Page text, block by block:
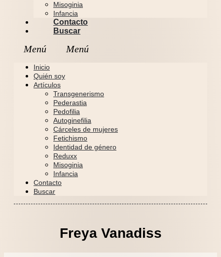
Misoginia
Infancia
Contacto
Buscar
Inicio
Quién soy
Artículos
Transgenerismo
Pederastia
Pedofilia
Autoginefilia
Cárceles de mujeres
Fetichismo
Identidad de género
Reduxx
Misoginia
Infancia
Contacto
Buscar
Freya Vanadiss